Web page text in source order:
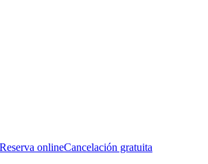
Reserva onlineCancelación gratuita